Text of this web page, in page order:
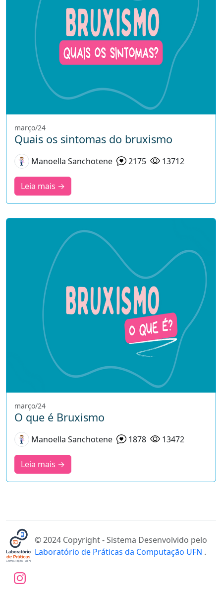
março/24
Quais os sintomas do bruxismo
Manoella Sanchotene 2175 13712
Leia mais →
março/24
O que é Bruxismo
Manoella Sanchotene 1878 13472
Leia mais →
© 2024 Copyright - Sistema Desenvolvido pelo
Laboratório de Práticas da Computação UFN .